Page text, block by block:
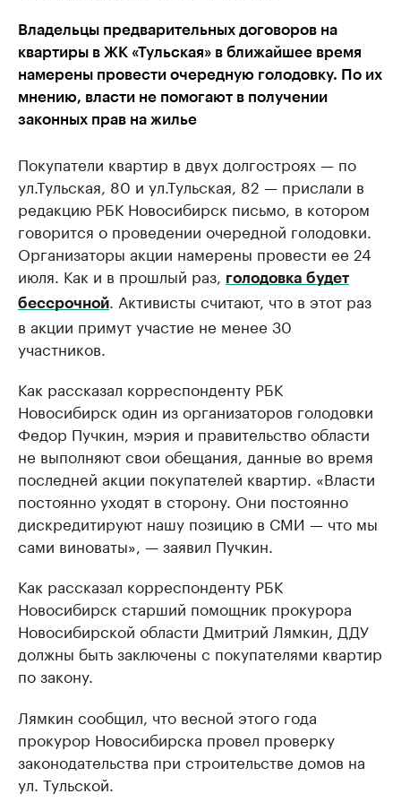
Владельцы предварительных договоров на
квартиры в ЖК «Тульская» в ближайшее время
намерены провести очередную голодовку. По их
мнению, власти не помогают в получении
законных прав на жилье
Покупатели квартир в двух долгостроях — по
ул.Тульская, 80 и ул.Тульская, 82 — прислали в
редакцию РБК Новосибирск письмо, в котором
говорится о проведении очередной голодовки.
Организаторы акции намерены провести ее 24
июля. Как и в прошлый раз,
голодовка будет
бессрочной
. Активисты считают, что в этот раз
в акции примут участие не менее 30
участников.
Как рассказал корреспонденту РБК
Новосибирск один из организаторов голодовки
Федор Пучкин, мэрия и правительство области
не выполняют свои обещания, данные во время
последней акции покупателей квартир. «Власти
постоянно уходят в сторону. Они постоянно
дискредитируют нашу позицию в СМИ — что мы
сами виноваты», — заявил Пучкин.
Как рассказал корреспонденту РБК
Новосибирск старший помощник прокурора
Новосибирской области Дмитрий Лямкин, ДДУ
должны быть заключены с покупателями квартир
по закону.
Лямкин сообщил, что весной этого года
прокурор Новосибирска провел проверку
законодательства при строительстве домов на
ул. Тульской.